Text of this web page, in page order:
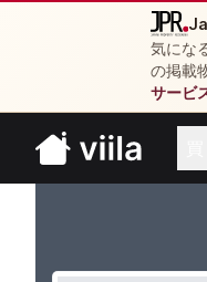
気にな
の掲載
サービ